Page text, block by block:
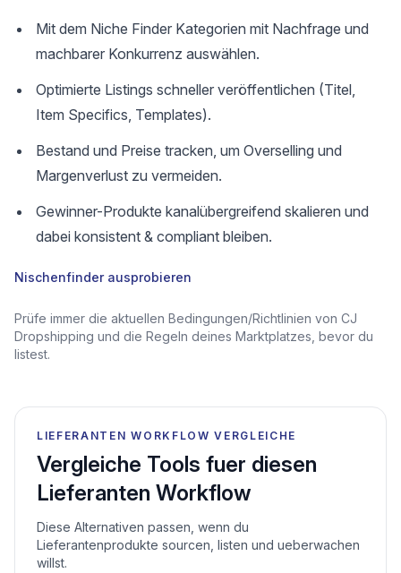
Mit dem Niche Finder Kategorien mit Nachfrage und
machbarer Konkurrenz auswählen.
Optimierte Listings schneller veröffentlichen (Titel,
Item Specifics, Templates).
Bestand und Preise tracken, um Overselling und
Margenverlust zu vermeiden.
Gewinner-Produkte kanalübergreifend skalieren und
dabei konsistent & compliant bleiben.
Nischenfinder ausprobieren
Prüfe immer die aktuellen Bedingungen/Richtlinien von CJ
Dropshipping und die Regeln deines Marktplatzes, bevor du
listest.
LIEFERANTEN WORKFLOW VERGLEICHE
Vergleiche Tools fuer diesen
Lieferanten Workflow
Diese Alternativen passen, wenn du
Lieferantenprodukte sourcen, listen und ueberwachen
willst.